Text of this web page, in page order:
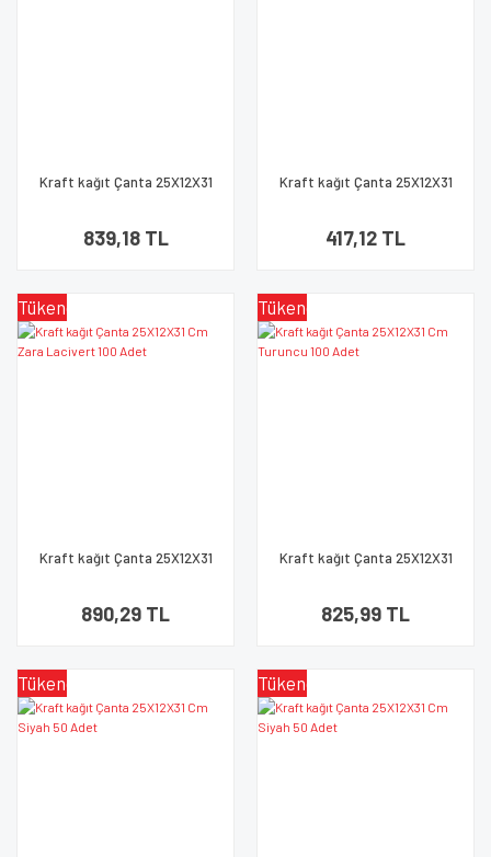
Kraft kağıt Çanta 25X12X31
839,18 TL
Kraft kağıt Çanta 25X12X31
417,12 TL
Tükendi
Kraft kağıt Çanta 25X12X31
890,29 TL
Tükendi
Kraft kağıt Çanta 25X12X31
825,99 TL
Tükendi Tükendi